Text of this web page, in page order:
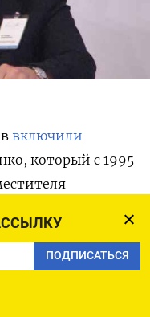
ПОДПИСАТЬСЯ
включили
который с 1995
Виталия
Прокопьеву,
«Яблока»